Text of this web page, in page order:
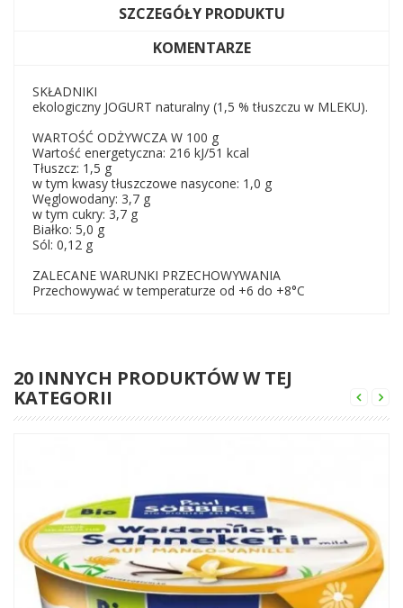
SZCZEGÓŁY PRODUKTU
KOMENTARZE
SKŁADNIKI
ekologiczny JOGURT naturalny (1,5 % tłuszczu w MLEKU).
WARTOŚĆ ODŻYWCZA W 100 g
Wartość energetyczna: 216 kJ/51 kcal
Tłuszcz: 1,5 g
w tym kwasy tłuszczowe nasycone: 1,0 g
Węglowodany: 3,7 g
w tym cukry: 3,7 g
Białko: 5,0 g
Sól: 0,12 g
ZALECANE WARUNKI PRZECHOWYWANIA
Przechowywać w temperaturze od +6 do +8°C
20 INNYCH PRODUKTÓW W TEJ
KATEGORII